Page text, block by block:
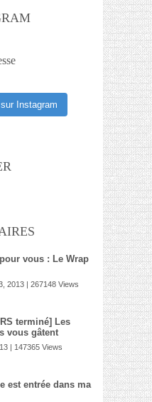
Instagram
vous : Le Wrap
2013 | 267148 Views
terminé] Les
vous gâtent
| 147365 Views
est entrée dans ma